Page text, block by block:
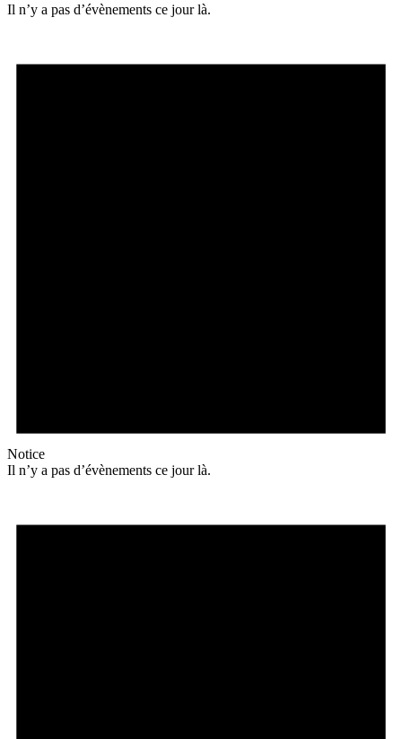
Il n’y a pas d’évènements ce jour là.
Notice
Il n’y a pas d’évènements ce jour là.